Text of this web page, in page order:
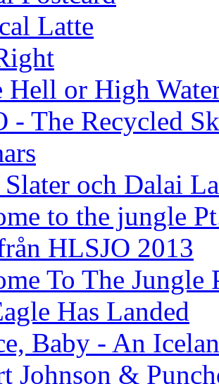
Latte
Hell or High
- The Recycled
och Dalai
to the jungle
HLSJO 2013
To The Jungle
Has Landed
Baby - An
Johnson &